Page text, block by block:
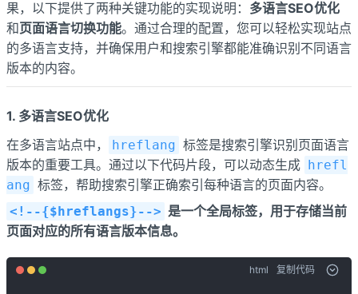
果，以下提供了两种关键功能的实现说明： 多语言SEO优化
和页面语言切换功能。通过合理的配置，您可以轻松实现站点
的多语言支持，并确保用户和搜索引擎都能准确识别不同语言
版本的内容。
1. 多语言SEO优化
在多语言站点中，
hreflang 标签是搜索引擎识别页面语言
版本的重要工具。通过以下代码片段，可以动态生成 hrefl
ang 标签，帮助搜索引擎正确索引每种语言的页面内容。
<!--{$hreflangs}--> 是一个全局标签，用于存储当前
页面对应的所有语言版本信息。
html 复制代码